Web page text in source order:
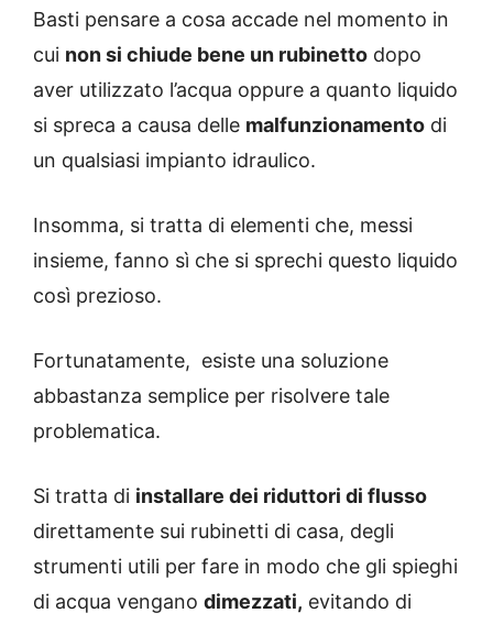
Basti pensare a cosa accade nel momento in
cui non si chiude bene un rubinetto dopo
aver utilizzato l’acqua oppure a quanto liquido
si spreca a causa delle malfunzionamento di
un qualsiasi impianto idraulico.
Insomma, si tratta di elementi che, messi
insieme, fanno sì che si sprechi questo liquido
così prezioso.
Fortunatamente, esiste una soluzione
abbastanza semplice per risolvere tale
problematica.
Si tratta di installare dei riduttori di flusso
direttamente sui rubinetti di casa, degli
strumenti utili per fare in modo che gli spieghi
di acqua vengano dimezzati, evitando di